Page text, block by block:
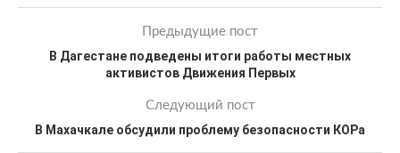
Предыдущие пост
В Дагестане подведены итоги работы местных
активистов Движения Первых
Следующий пост
В Махачкале обсудили проблему безопасности КОРа